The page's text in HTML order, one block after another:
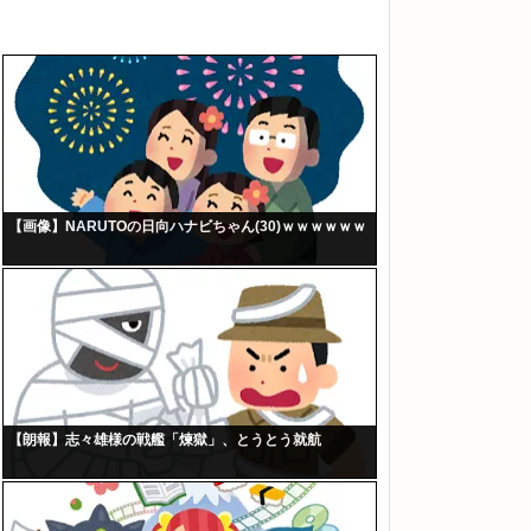
【画像】NARUTOの日向ハナビちゃん(30)ｗｗｗｗｗｗ
【朗報】志々雄様の戦艦「煉獄」、とうとう就航